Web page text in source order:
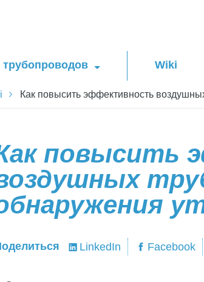
Wiki
Как повысить эффективность
повысить
LinkedIn Facebook